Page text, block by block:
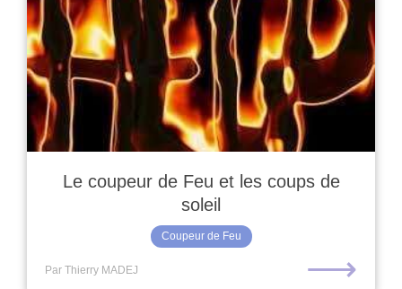
Le coupeur de Feu et les coups de
soleil
Coupeur de Feu
Par Thierry MADEJ ⟶